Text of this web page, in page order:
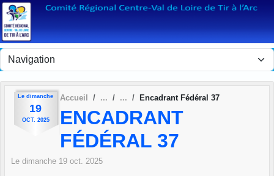
Le dimanche
19
OCT. 2025
Accueil Encadrant Fédéral 37
ENCADRANT
FÉDÉRAL 37
Le dimanche 19 oct. 2025
Panneau de gestion des cookies